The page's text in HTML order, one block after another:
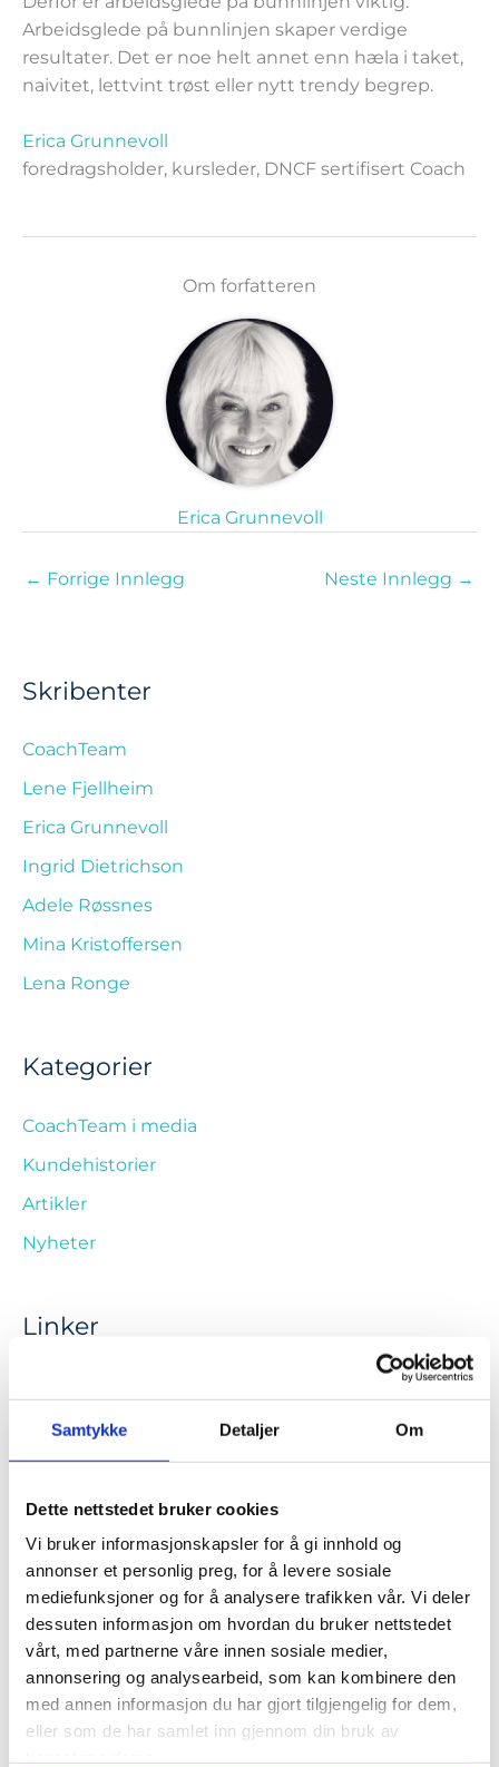
Samtykke Detaljer Om
Dette nettstedet bruker cookies
Vi bruker informasjonskapsler for å gi innhold og
annonser et personlig preg, for å levere sosiale
mediefunksjoner og for å analysere trafikken vår. Vi deler
dessuten informasjon om hvordan du bruker nettstedet
vårt, med partnerne våre innen sosiale medier,
annonsering og analysearbeid, som kan kombinere den
med annen informasjon du har gjort tilgjengelig for dem,
eller som de har samlet inn gjennom din bruk av
Arbeidsglede på bunnlinjen skaper verdige
resultater. Det er noe helt annet enn hæla i taket,
naivitet, lettvint trøst eller nytt trendy begrep.
Erica Grunnevoll
foredragsholder, kursleder, DNCF sertifisert Coach
Om forfatteren
Erica Grunnevoll
← Forrige Innlegg Neste Innlegg →
Skribenter
CoachTeam
Lene Fjellheim
Erica Grunnevoll
Ingrid Dietrichson
Adele Røssnes
Mina Kristoffersen
Lena Ronge
Kategorier
CoachTeam i media
Kundehistorier
Artikler
Nyheter
Linker
Emneknagger
ansvarliggjøring arbeidlivet arbeidslivet
arbeidsmiljø arbeidsrett arbeidstaker
bedriftsintern opplæring beste praksis
blended learning den nødvendige samtale
e-læring